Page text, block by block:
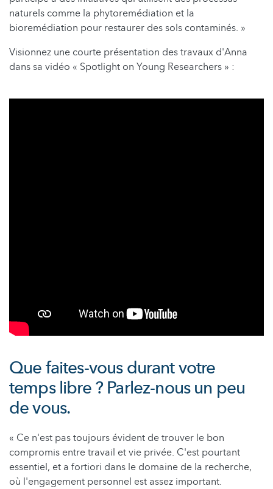
naturels comme la phytoremédiation et la
bioremédiation pour restaurer des sols contaminés. »
Visionnez une courte présentation des travaux d'Anna
dans sa vidéo « Spotlight on Young Researchers » :
Que faites-vous durant votre
temps libre ? Parlez-nous un peu
de vous.
« Ce n'est pas toujours évident de trouver le bon
compromis entre travail et vie privée. C'est pourtant
essentiel, et a fortiori dans le domaine de la recherche,
où l'engagement personnel est assez important.